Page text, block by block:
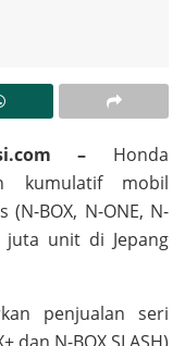
– Honda
kumulatif mobil
BOX, N-ONE, N-
juta unit di Jepang
penjualan seri